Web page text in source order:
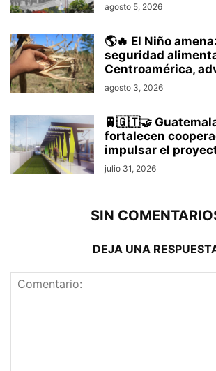
agosto 5, 2026
🌎🔥 El Niño
seguridad
Centroamérica,
agosto 3, 2026
🚆🇬🇹🤝
fortalecen
impulsar el
julio 31, 2026
SIN
DEJA UNA